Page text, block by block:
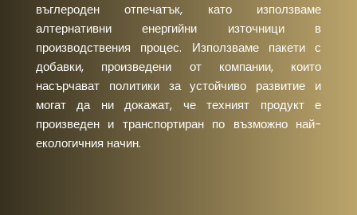
въглероден отпечатък, като използваме
алтернативни енергийни източници в
производствения процес. Използваме пакети с
добавки, произведени от компании, които
насърчават политики за устойчиво развитие и
могат да ни докажат, че техният продукт е
произведен и транспортиран по възможно най-
екологичния начин.